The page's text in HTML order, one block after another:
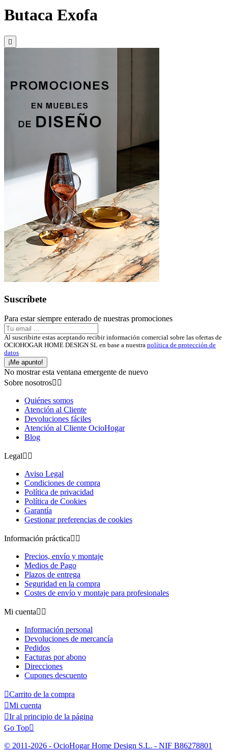
Butaca Exofa

Suscríbete
Para estar siempre enterado de nuestras promociones
Al suscribirte estas aceptando recibir información comercial sobre las ofertas de
OCIOHOGAR HOME DESIGN SL en base a nuestra política de protección de
datos
¡Me apunto!
No mostrar esta ventana emergente de nuevo
Sobre nosotros 
Quiénes somos
Atención al Cliente
Devoluciones fáciles
Atención al Cliente OcioHogar
Blog
Legal 
Aviso Legal
Condiciones de compra
Política de privacidad
Política de Cookies
Garantía
Gestionar preferencias de cookies
Información práctica 
Precios, envío y montaje
Medios de Pago
Plazos de entrega
Seguridad en la compra
Costes de envío y montaje para profesionales
Mi cuenta 
Información personal
Devoluciones de mercancía
Pedidos
Facturas por abono
Direcciones
Cupones descuento
Carrito de la compra
Mi cuenta
Ir al principio de la página
Go Top
© 2011-2026 - OcioHogar Home Design S.L. - NIF B86278801